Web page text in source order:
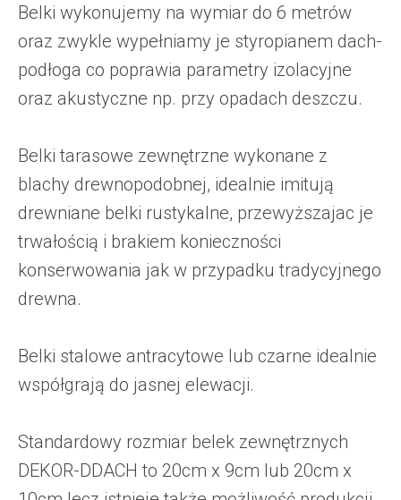
Belki wykonujemy na wymiar do 6 metrów
oraz zwykle wypełniamy je styropianem dach-
podłoga co poprawia parametry izolacyjne
oraz akustyczne np. przy opadach deszczu.
Belki tarasowe zewnętrzne wykonane z
blachy drewnopodobnej, idealnie imitują
drewniane belki rustykalne, przewyższajac je
trwałością i brakiem konieczności
konserwowania jak w przypadku tradycyjnego
drewna.
Belki stalowe antracytowe lub czarne idealnie
współgrają do jasnej elewacji.
Standardowy rozmiar belek zewnętrznych
DEKOR-DDACH to 20cm x 9cm lub 20cm x